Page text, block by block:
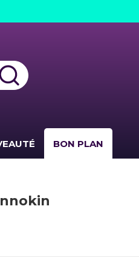
BON PLAN